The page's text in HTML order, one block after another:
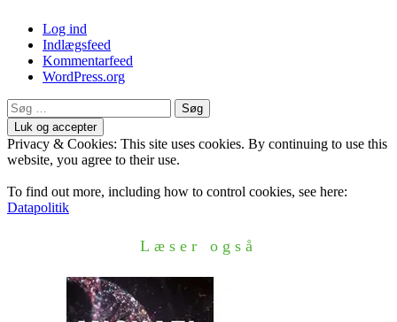
Log ind
Indlægsfeed
Kommentarfeed
WordPress.org
Søg
efter:
Privacy & Cookies: This site uses cookies. By continuing to use this
website, you agree to their use.
To find out more, including how to control cookies, see here:
Datapolitik
Læser også